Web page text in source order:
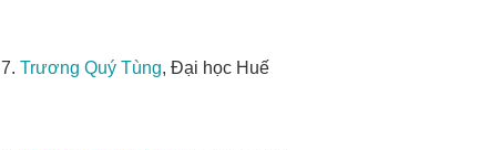
7. Trương Quý Tùng, Đại học Huế